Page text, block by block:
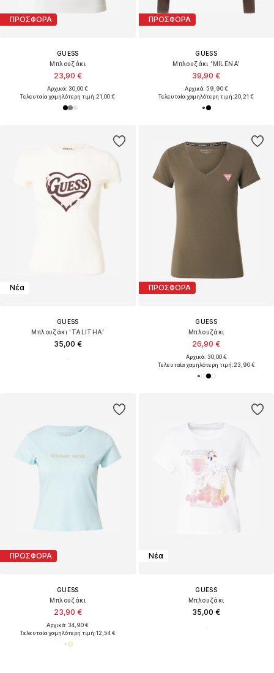
ΠΡΟΣΦΟΡΑ
GUESS
Μπλουζάκι
23,90 €
Αρχικά: 30,00 €
Τελευταία χαμηλότερη τιμή:21,00 €
ΠΡΟΣΦΟΡΑ
GUESS
Μπλουζάκι 'MILENA'
39,90 €
Αρχικά: 59,90 €
Τελευταία χαμηλότερη τιμή:20,21 €
Νέα
GUESS
Μπλουζάκι 'TALITHA'
35,00 €
ΠΡΟΣΦΟΡΑ
GUESS
Μπλουζάκι
26,90 €
Αρχικά: 30,00 €
Τελευταία χαμηλότερη τιμή:23,90 €
ΠΡΟΣΦΟΡΑ
GUESS
Μπλουζάκι
23,90 €
Αρχικά: 34,90 €
Τελευταία χαμηλότερη τιμή:12,54 €
Νέα
GUESS
Μπλουζάκι
35,00 €